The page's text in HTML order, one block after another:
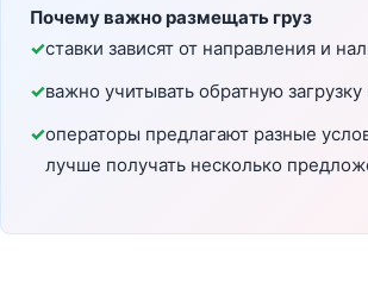
Почему важно размещать груз
ставки зависят от направления и
важно учитывать обратную
операторы предлагают разные
лучше получать несколько